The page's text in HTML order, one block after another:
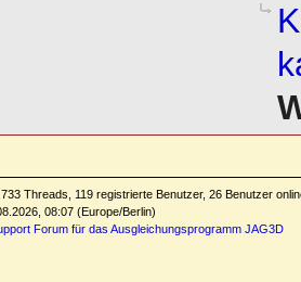
Threads, 119 registrierte Benutzer, 26 Benutzer
08:07 (Europe/Berlin)
Forum für das Ausgleichungsprogramm JAG3D